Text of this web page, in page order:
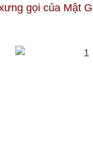
gọi của Mật